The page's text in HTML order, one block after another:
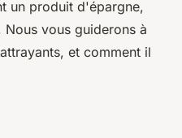
un produit d'épargne,
vous guiderons à
et comment il